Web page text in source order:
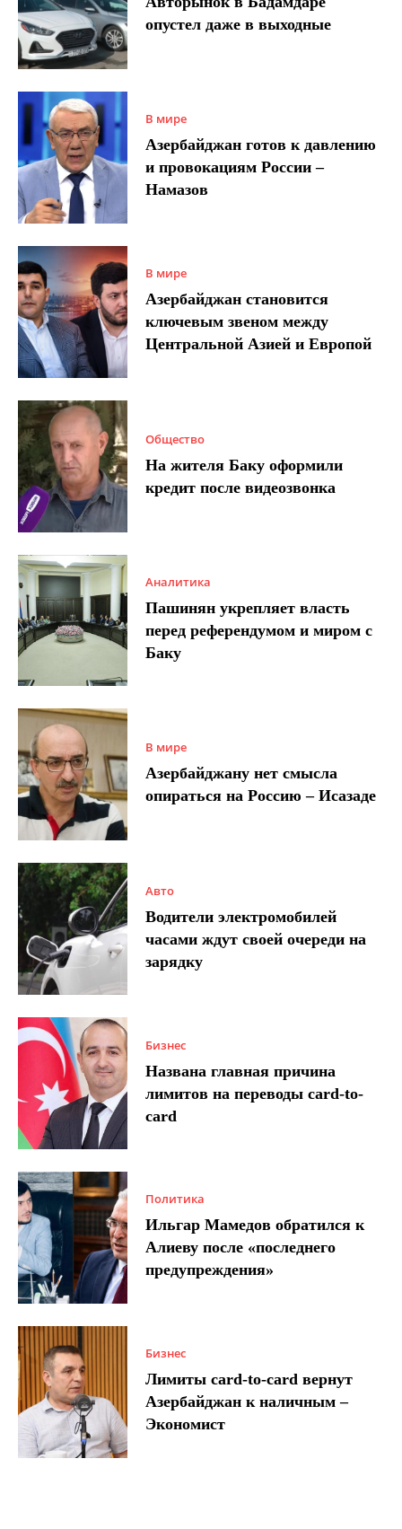
опустел даже в выходные
В мире
Азербайджан готов к давлению
и провокациям России –
Намазов
В мире
Азербайджан становится
ключевым звеном между
Центральной Азией и Европой
Общество
На жителя Баку оформили
кредит после видеозвонка
Аналитика
Пашинян укрепляет власть
перед референдумом и миром с
Баку
В мире
Азербайджану нет смысла
опираться на Россию – Исазаде
Авто
Водители электромобилей
часами ждут своей очереди на
зарядку
Бизнес
Названа главная причина
лимитов на переводы card-to-
card
Политика
Ильгар Мамедов обратился к
Алиеву после «последнего
предупреждения»
Бизнес
Лимиты card-to-card вернут
Азербайджан к наличным –
Экономист